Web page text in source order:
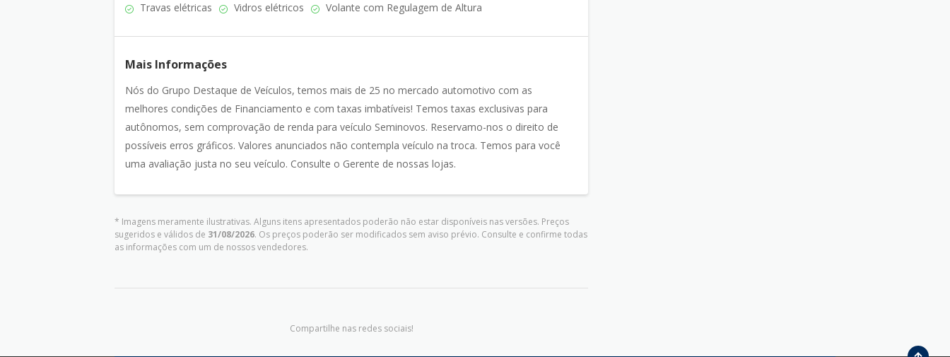
Travas elétricas
Vidros elétricos Volante com Regulagem de Altura
Mais Informações
Nós do Grupo Destaque de Veículos, temos mais de 25 no mercado automotivo com as
melhores condições de Financiamento e com taxas imbatíveis! Temos taxas exclusivas para
autônomos, sem comprovação de renda para veículo Seminovos. Reservamo-nos o direito de
possíveis erros gráficos. Valores anunciados não contempla veículo na troca. Temos para você
uma avaliação justa no seu veículo. Consulte o Gerente de nossas lojas.
* Imagens meramente ilustrativas. Alguns itens apresentados poderão não estar disponíveis nas versões. Preços
sugeridos e válidos de 31/08/2026. Os preços poderão ser modificados sem aviso prévio. Consulte e confirme todas
as informações com um de nossos vendedores.
Compartilhe nas redes sociais!